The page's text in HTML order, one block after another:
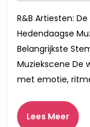
R&B Artiesten:
Hedendaagse
Belangrijkste
Muziekscene De
met emotie,
Lees MeerLees